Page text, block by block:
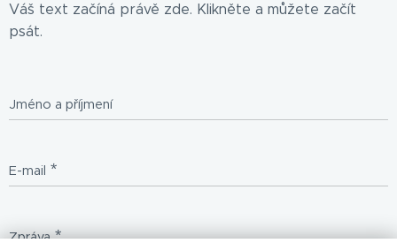
Váš text začíná právě zde. Klikněte a můžete začít
psát.
Jméno a příjmení
E-mail
Zpráva